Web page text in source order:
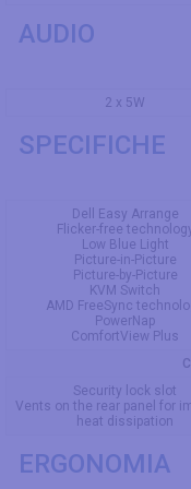
AUDIO
2 x 5W
SPECIFICHE
Dell Easy Arrange
Flicker-free
Low Blue Light
Picture-in-Picture
Picture-by-Picture
KVM Switch
AMD FreeSync
PowerNap
ComfortView Plus
Security lock slot
Vents on the rear panel for
heat dissipation
ERGONOMIA